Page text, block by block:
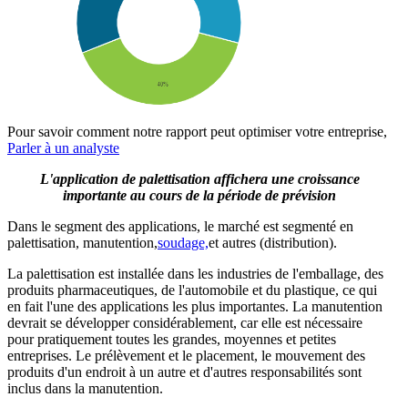
Pour savoir comment notre rapport peut optimiser votre entreprise,
Parler à un analyste
L'application de palettisation affichera une croissance
importante au cours de la période de prévision
Dans le segment des applications, le marché est segmenté en
palettisation, manutention,soudage,et autres (distribution).
La palettisation est installée dans les industries de l'emballage, des
produits pharmaceutiques, de l'automobile et du plastique, ce qui
en fait l'une des applications les plus importantes. La manutention
devrait se développer considérablement, car elle est nécessaire
pour pratiquement toutes les grandes, moyennes et petites
entreprises. Le prélèvement et le placement, le mouvement des
produits d'un endroit à un autre et d'autres responsabilités sont
inclus dans la manutention.